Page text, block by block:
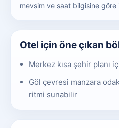
mevsim ve saat bilgisine göre
Otel için öne çıkan
Merkez kısa şehir planı
Göl çevresi manzara
ritmi sunabilir